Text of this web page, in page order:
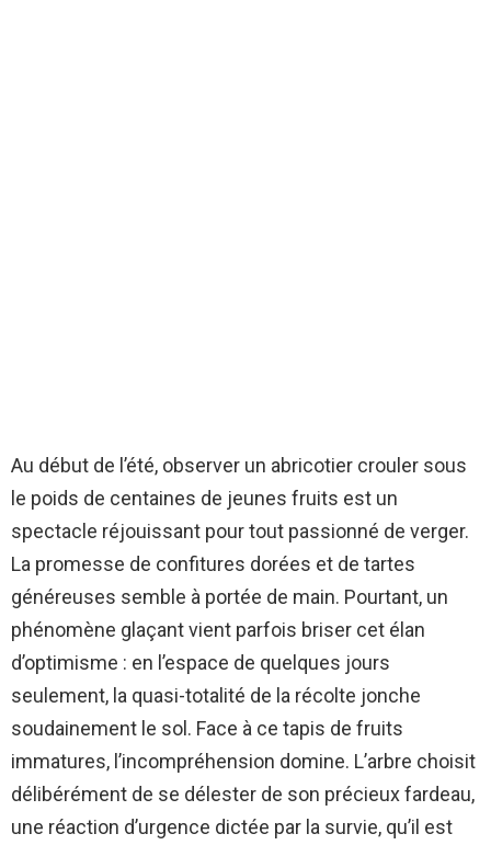
Au début de l’été, observer un abricotier crouler sous
le poids de centaines de jeunes fruits est un
spectacle réjouissant pour tout passionné de verger.
La promesse de confitures dorées et de tartes
généreuses semble à portée de main. Pourtant, un
phénomène glaçant vient parfois briser cet élan
d’optimisme : en l’espace de quelques jours
seulement, la quasi-totalité de la récolte jonche
soudainement le sol. Face à ce tapis de fruits
immatures, l’incompréhension domine. L’arbre choisit
délibérément de se délester de son précieux fardeau,
une réaction d’urgence dictée par la survie, qu’il est